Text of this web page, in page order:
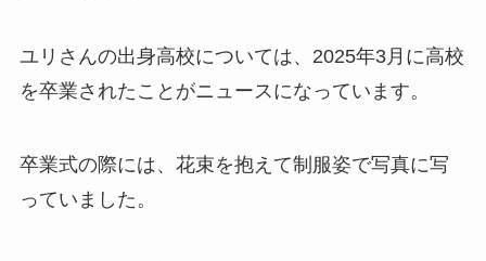
ユリさんの出身高校については、2025年3月に高校
を卒業されたことがニュースになっています。
卒業式の際には、花束を抱えて制服姿で写真に写
っていました。